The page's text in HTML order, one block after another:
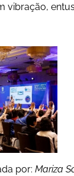
vibração,
por: Mariza